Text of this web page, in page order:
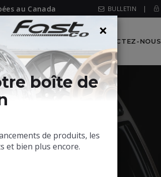
au Canada BULLETIN |
CONTACTEZ-NOUS
×
boîte de
de produits, les
et bien plus encore.